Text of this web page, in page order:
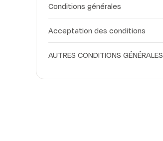
Conditions générales
Acceptation des conditions
AUTRES CONDITIONS GÉNÉRALES